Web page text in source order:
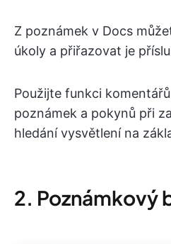
Z poznámek v Docs
úkoly a přiřazovat je
Použijte funkci
poznámek a pokynů při
hledání vysvětlení na
2. Poznámkový